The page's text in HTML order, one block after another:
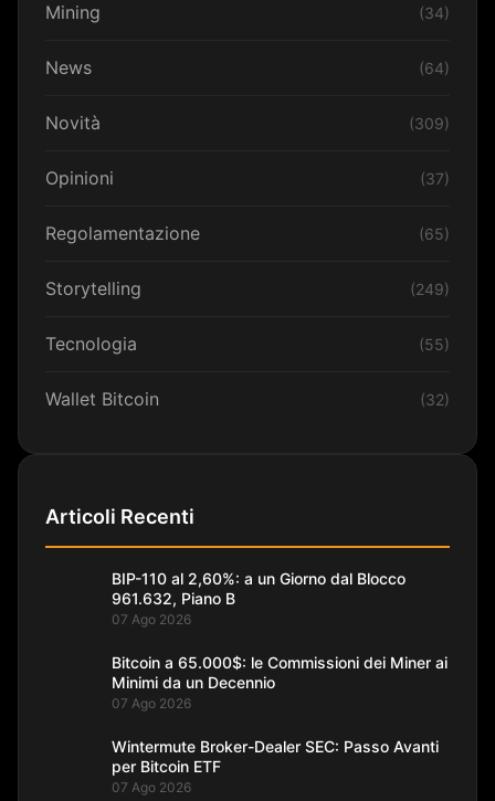
Mining (34)
News (64)
Novità (309)
Opinioni (37)
Regolamentazione (65)
Storytelling (249)
Tecnologia (55)
Wallet Bitcoin (32)
Articoli Recenti
BIP-110 al 2,60%: a un Giorno dal Blocco
961.632, Piano B
07 Ago 2026
Bitcoin a 65.000$: le Commissioni dei Miner ai
Minimi da un Decennio
07 Ago 2026
Wintermute Broker-Dealer SEC: Passo Avanti
per Bitcoin ETF
07 Ago 2026